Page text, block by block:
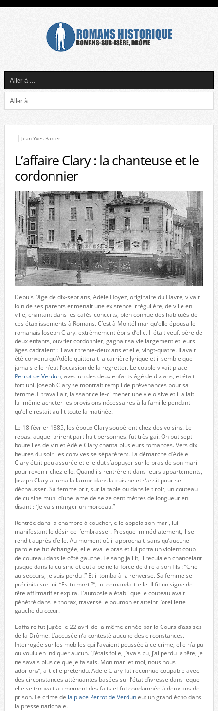
Jean-Yves Baxter
L’affaire Clary : la chanteuse et le
cordonnier
Depuis l’âge de dix-sept ans, Adèle Hoyez, originaire du Havre, vivait
loin de ses parents et menait une existence irrégulière, de ville en
ville, chantant dans les cafés-concerts, bien connue des habitués de
ces établissements à Romans. C’est à Montélimar qu’elle épousa le
romanais Joseph Clary, extrêmement épris d’elle. Il était veuf, père de
deux enfants, ouvrier cordonnier, gagnait sa vie largement et leurs
âges cadraient : il avait trente-deux ans et elle, vingt-quatre. Il avait
été convenu qu’Adèle quitterait la carrière lyrique et il semble que
jamais elle n’eut l’occasion de la regretter. Le couple vivait place
Perrot de Verdun, avec un des deux enfants âgé de dix ans, et était
fort uni. Joseph Clary se montrait rempli de prévenances pour sa
femme. Il travaillait, laissant celle-ci mener une vie oisive et il allait
lui-même acheter les provisions nécessaires à la famille pendant
qu’elle restait au lit toute la matinée.
Le 18 février 1885, les époux Clary soupèrent chez des voisins. Le
repas, auquel prirent part huit personnes, fut très gai. On but sept
bouteilles de vin et Adèle Clary chanta plusieurs romances. Vers dix
heures du soir, les convives se séparèrent. La démarche d’Adèle
Clary était peu assurée et elle dut s’appuyer sur le bras de son mari
pour revenir chez elle. Quand ils rentrèrent dans leurs appartements,
Joseph Clary alluma la lampe dans la cuisine et s’assit pour se
déchausser. Sa femme prit, sur la table ou dans le tiroir, un couteau
de cuisine muni d’une lame de seize centimètres de longueur en
disant : “Je vais manger un morceau.”
Rentrée dans la chambre à coucher, elle appela son mari, lui
manifestant le désir de l’embrasser. Presque immédiatement, il se
rendit auprès d’elle. Au moment où il approchait, sans qu’aucune
parole ne fut échangée, elle leva le bras et lui porta un violent coup
de couteau dans le côté gauche. Le sang jaillit, il recula en chancelant
jusque dans la cuisine et eut à peine la force de dire à son fils : “Crie
au secours, je suis perdu !” Et il tomba à la renverse. Sa femme se
précipita sur lui. “Es-tu mort ?”, lui demanda-t-elle. Il fit un signe de
tête affirmatif et expira. L’autopsie a établi que le couteau avait
pénétré dans le thorax, traversé le poumon et atteint l’oreillette
gauche du cœur.
L’affaire fut jugée le 22 avril de la même année par la Cours d’assises
de la Drôme. L’accusée n’a contesté aucune des circonstances.
Interrogée sur les mobiles qui l’avaient poussée à ce crime, elle n’a pu
ou voulu en indiquer aucun. “J’étais folle, j’avais bu, j’ai perdu la tête, je
ne savais plus ce que je faisais. Mon mari et moi, nous nous
adorions”, a-t-elle prétendu. Adèle Clary fut reconnue coupable avec
des circonstances atténuantes basées sur l’état d’ivresse dans lequel
elle se trouvait au moment des faits et fut condamnée à deux ans de
prison. Le crime de la place Perrot de Verduneut un grand écho dans
la presse nationale.